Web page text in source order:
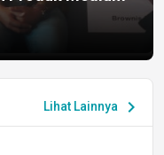
Lihat Lainnya chevron_right